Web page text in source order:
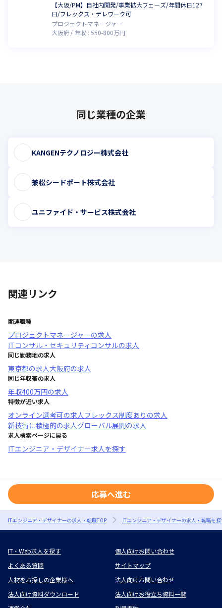
【大阪/PM】自社内開発/事業拡大フェーズ/年間休日127
日/フレックス・テレワーク可
プロジェクトマネージャー
大阪府
年収 : 550-800万円
同じ業種の企業
KANGENテクノロジー株式会社
兼松シードポート株式会社
ユニファイド・サービス株式会社
関連リンク
関連職種
プロジェクトマネージャーの求人
ITコンサル・セキュリティコンサルの求人
同じ勤務地の求人
東京都の求人大阪府の求人
同じ年収帯の求人
年収400万円の求人
特徴が近い求人
オンライン選考可の求人フレックス制度あり の求人
新技術に積極的の求人グローバル展開の求人
求人検索ページに戻る
ITエンジニア・デザイナー求人を探す
応募へ進む
ITエンジニア・デザイナーの求人・転職TOP ITエンジニア・デザイナーの求人・転職を
IT・Web求人を探す
個人向けお問い合わせ
よくある質問
サイトマップ
人材をお探しの企業様へ
法人向けお問い合わせ
法人向け資料ダウンロード
法人向けお役立ち資料一覧